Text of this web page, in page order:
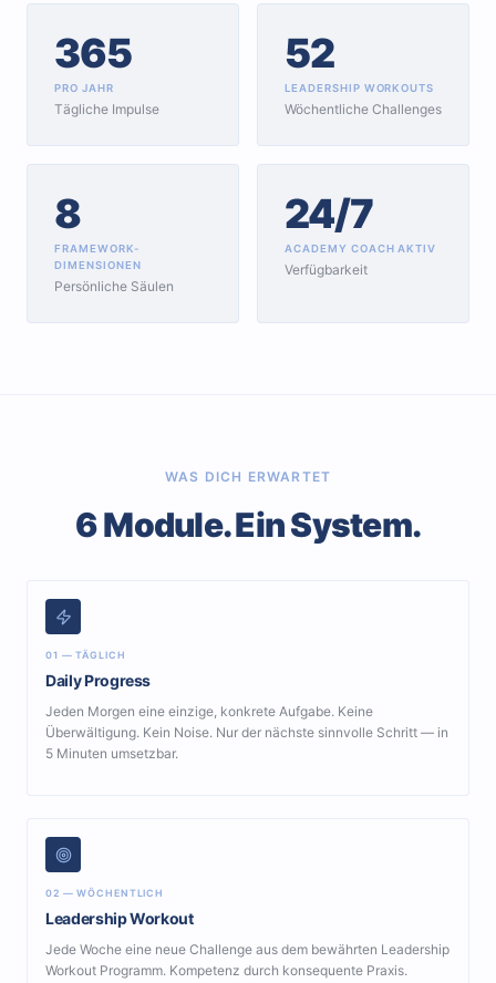
365
PRO JAHR
Tägliche Impulse
52
LEADERSHIP WORKOUTS
Wöchentliche Challenges
8
FRAMEWORK-
DIMENSIONEN
Persönliche Säulen
24/7
ACADEMY COACH AKTIV
Verfügbarkeit
WAS DICH ERWARTET
6 Module. Ein System.
01 — TÄGLICH
Daily Progress
Jeden Morgen eine einzige, konkrete Aufgabe. Keine
Überwältigung. Kein Noise. Nur der nächste sinnvolle Schritt — in
5 Minuten umsetzbar.
02 — WÖCHENTLICH
Leadership Workout
Jede Woche eine neue Challenge aus dem bewährten Leadership
Workout Programm. Kompetenz durch konsequente Praxis.